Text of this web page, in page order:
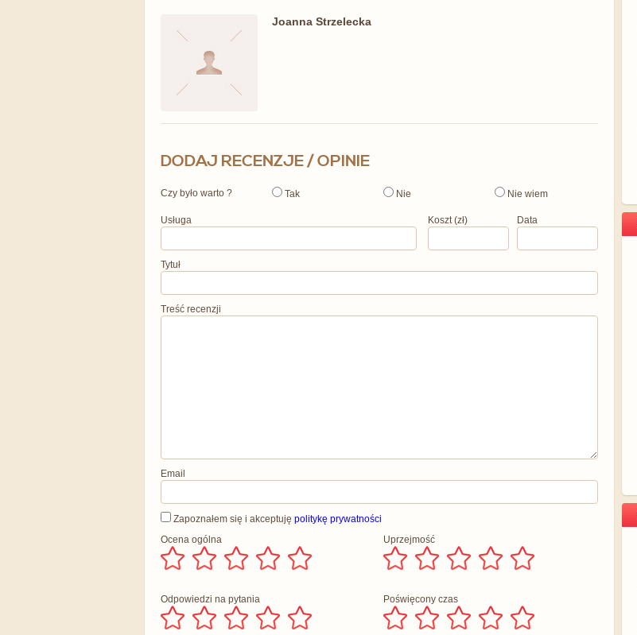
Joanna Strzelecka
DODAJ RECENZJE / OPINIE
Czy było warto ? Tak Nie Nie wiem
Usługa Koszt (zł) Data
Tytuł
Treść recenzji
Email
Zapoznałem się i akceptuję politykę prywatności
Ocena ogólna
Uprzejmość
Odpowiedzi na pytania Poświęcony czas